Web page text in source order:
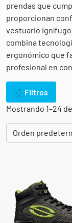
prendas que
proporcionan
vestuario
combina
ergonómico que
profesional en
Filtros
Mostrando 1–24